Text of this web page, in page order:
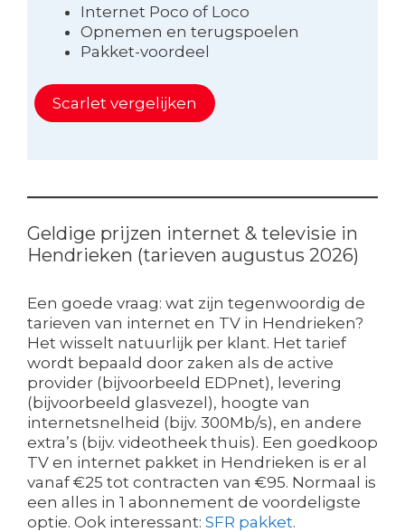
Internet Poco of Loco
Opnemen en terugspoelen
Pakket-voordeel
Scarlet vergelijken
Geldige prijzen internet & televisie in
Hendrieken (tarieven augustus 2026)
Een goede vraag: wat zijn tegenwoordig de
tarieven van internet en TV in Hendrieken?
Het wisselt natuurlijk per klant. Het tarief
wordt bepaald door zaken als de active
provider (bijvoorbeeld EDPnet), levering
(bijvoorbeeld glasvezel), hoogte van
internetsnelheid (bijv. 300Mb/s), en andere
extra’s (bijv. videotheek thuis). Een goedkoop
TV en internet pakket in Hendrieken is er al
vanaf €25 tot contracten van €95. Normaal is
een alles in 1 abonnement de voordeligste
optie. Ook interessant: SFR pakket.